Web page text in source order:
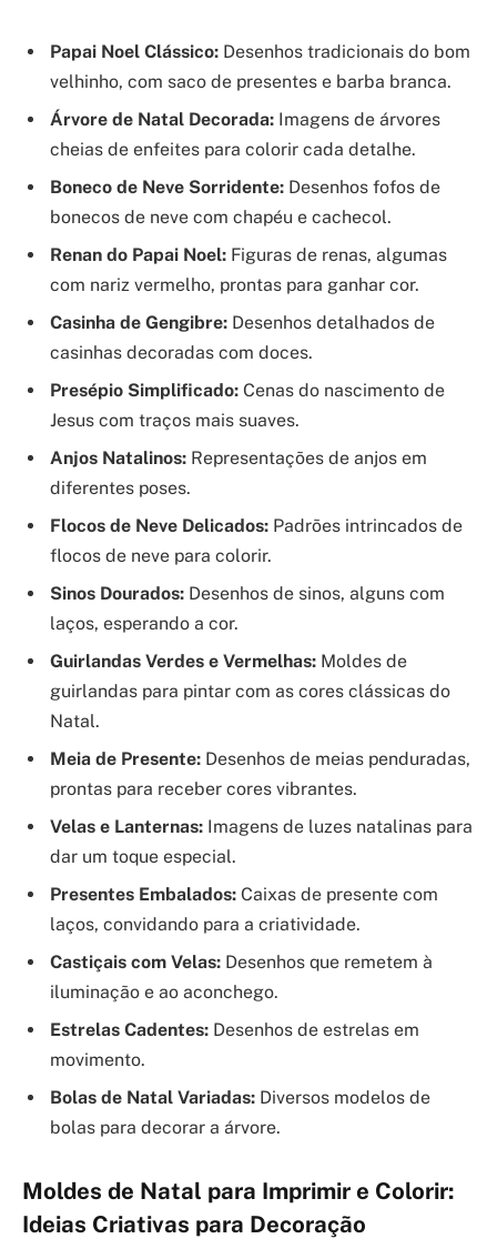
Papai Noel Clássico: Desenhos tradicionais do bom
velhinho, com saco de presentes e barba branca.
Árvore de Natal Decorada: Imagens de árvores
cheias de enfeites para colorir cada detalhe.
Boneco de Neve Sorridente: Desenhos fofos de
bonecos de neve com chapéu e cachecol.
Renan do Papai Noel: Figuras de renas, algumas
com nariz vermelho, prontas para ganhar cor.
Casinha de Gengibre: Desenhos detalhados de
casinhas decoradas com doces.
Presépio Simplificado: Cenas do nascimento de
Jesus com traços mais suaves.
Anjos Natalinos: Representações de anjos em
diferentes poses.
Flocos de Neve Delicados: Padrões intrincados de
flocos de neve para colorir.
Sinos Dourados: Desenhos de sinos, alguns com
laços, esperando a cor.
Guirlandas Verdes e Vermelhas: Moldes de
guirlandas para pintar com as cores clássicas do
Natal.
Meia de Presente: Desenhos de meias penduradas,
prontas para receber cores vibrantes.
Velas e Lanternas: Imagens de luzes natalinas para
dar um toque especial.
Presentes Embalados: Caixas de presente com
laços, convidando para a criatividade.
Castiçais com Velas: Desenhos que remetem à
iluminação e ao aconchego.
Estrelas Cadentes: Desenhos de estrelas em
movimento.
Bolas de Natal Variadas: Diversos modelos de
bolas para decorar a árvore.
Moldes de Natal para Imprimir e Colorir:
Ideias Criativas para Decoração